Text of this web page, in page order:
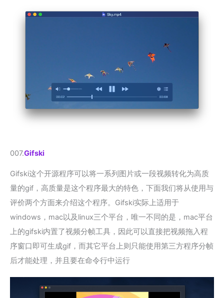
007.Gifski
Gifski这个开源程序可以将一系列图片或一段视频转化为高质
量的gif，高质量是这个程序最大的特色，下面我们将从使用与
评价两个方面来介绍这个程序。Gifski实际上适用于
windows，mac以及linux三个平台，唯一不同的是，mac平台
上的gifski内置了视频分帧工具，因此可以直接把视频拖入程
序窗口即可生成gif，而其它平台上则只能使用第三方程序分帧
后才能处理，并且要在命令行中运行